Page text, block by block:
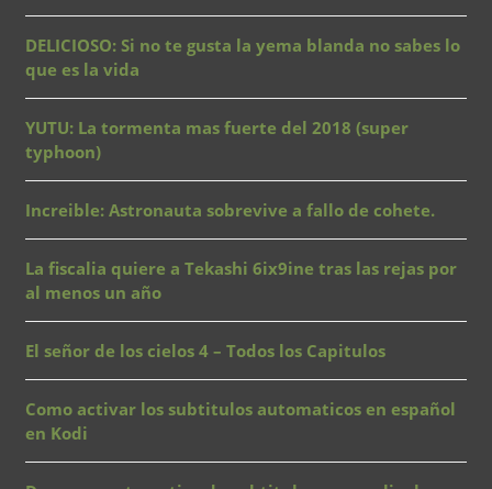
DELICIOSO: Si no te gusta la yema blanda no sabes lo
que es la vida
YUTU: La tormenta mas fuerte del 2018 (super
typhoon)
Increible: Astronauta sobrevive a fallo de cohete.
La fiscalia quiere a Tekashi 6ix9ine tras las rejas por
al menos un año
El señor de los cielos 4 – Todos los Capitulos
Como activar los subtitulos automaticos en español
en Kodi